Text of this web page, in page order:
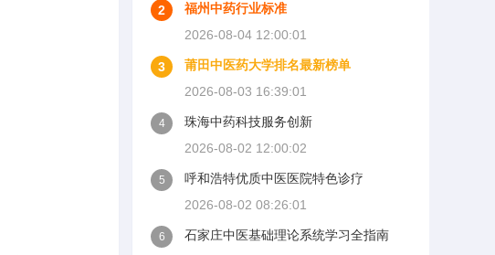
2
福州中药行业标准
2026-08-04 12:00:01
3
莆田中医药大学排名最新榜单
2026-08-03 16:39:01
4
珠海中药科技服务创新
2026-08-02 12:00:02
5
呼和浩特优质中医医院特色诊疗
2026-08-02 08:26:01
6
石家庄中医基础理论系统学习全指南